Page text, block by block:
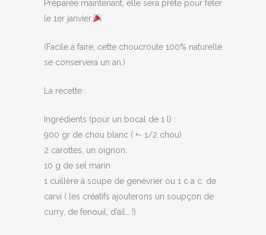
Préparée maintenant, elle sera prête pour fêter
le 1er janvier.
(Facile à faire, cette choucroute 100% naturelle
se conservera un an.)
La recette :
Ingrédients (pour un bocal de 1 l) :
900 gr de chou blanc ( +- 1/2 chou)
2 carottes, un oignon.
10 g de sel marin
1 cuillère à soupe de genévrier ou 1 c a c. de
carvi ( les créatifs ajouterons un soupçon de
curry, de fenouil, d’ail… !)